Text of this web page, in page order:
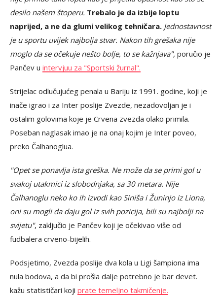
desilo našem štoperu. Trebalo je da izbije loptu
naprijed, a ne da glumi velikog tehničara. Jednostavnost
je u sportu uvijek najbolja stvar. Nakon tih grešaka nije
moglo da se očekuje nešto bolje, to se kažnjava", poručio je
Pančev u intervjuu za "Sportski žurnal".
Strijelac odlučujućeg penala u Bariju iz 1991. godine, koji je
inače igrao i za Inter poslije Zvezde, nezadovoljan je i
ostalim golovima koje je Crvena zvezda olako primila.
Poseban naglasak imao je na onaj kojim je Inter poveo,
preko Čalhanoglua.
"Opet se ponavlja ista greška. Ne može da se primi gol u
svakoj utakmici iz slobodnjaka, sa 30 metara. Nije
Čalhanoglu neko ko ih izvodi kao Siniša i Žuninjo iz Liona,
oni su mogli da daju gol iz svih pozicija, bili su najbolji na
svijetu", zaključio je Pančev koji je očekivao više od
fudbalera crveno-bijelih.
Podsjetimo, Zvezda poslije dva kola u Ligi šampiona ima
nula bodova, a da bi prošla dalje potrebno je bar devet.
kažu statističari koji prate temeljno takmičenje.